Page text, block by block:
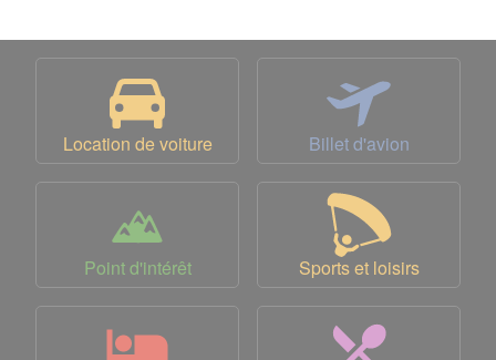
Location de voiture Billet d'avion
Point d'intérêt Sports et loisirs